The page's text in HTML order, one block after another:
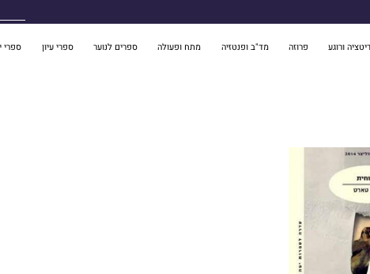
ורוגע פרוזה מד"ב ופנטזיה מתח ופעולה ספרים לנוער ספרי עיון ספרי